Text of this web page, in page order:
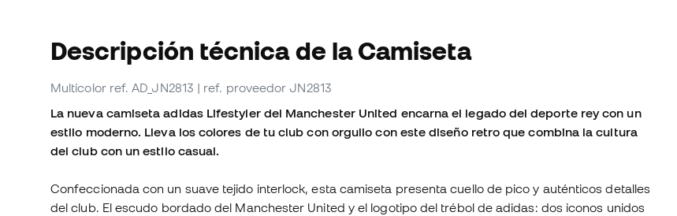
Descripción técnica de la Camiseta
Multicolor ref. AD_JN2813 | ref. proveedor JN2813
La nueva camiseta adidas Lifestyler del Manchester United encarna el legado del deporte rey con un
estilo moderno. Lleva los colores de tu club con orgullo con este diseño retro que combina la cultura
del club con un estilo casual.
Confeccionada con un suave tejido interlock, esta camiseta presenta cuello de pico y auténticos detalles
del club. El escudo bordado del Manchester United y el logotipo del trébol de adidas: dos iconos unidos